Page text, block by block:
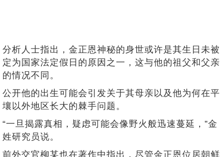
分析人士指出，金正恩神秘的身世或许是其生日未被
定为国家法定假日的原因之一，这与他的祖父和父亲
的情况不同。
公开他的出生可能会引发关于其母亲以及他为何在平
壤以外地区长大的棘手问题。
“一旦揭露真相，疑虑可能会像野火般迅速蔓延，”金
姓研究员说。
前外交官柳某也在著作中指出，尽管金正恩位居朝鲜